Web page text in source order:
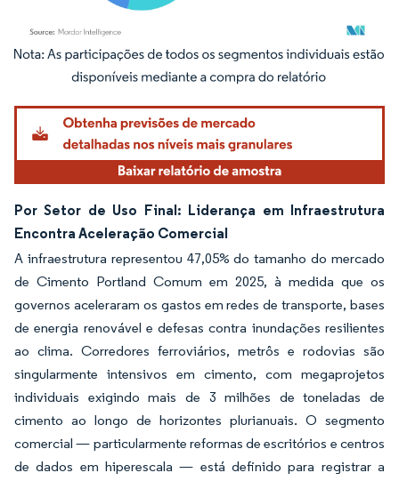
Imagem © Mordor Intelligence. O reuso requer atribuição conforme CC BY 4.0.
Por Setor de Uso Final: Liderança em Infraestrutura
Encontra Aceleração Comercial
A infraestrutura representou 47,05% do tamanho do mercado
de Cimento Portland Comum em 2025, à medida que os
governos aceleraram os gastos em redes de transporte, bases
de energia renovável e defesas contra inundações resilientes
ao clima. Corredores ferroviários, metrôs e rodovias são
singularmente intensivos em cimento, com megaprojetos
individuais exigindo mais de 3 milhões de toneladas de
cimento ao longo de horizontes plurianuais. O segmento
comercial — particularmente reformas de escritórios e centros
de dados em hiperescala — está definido para registrar a